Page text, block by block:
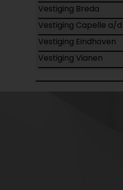
Vestiging Breda
Vestiging Capelle a/d
Vestiging Eindhoven
Vestiging Vianen